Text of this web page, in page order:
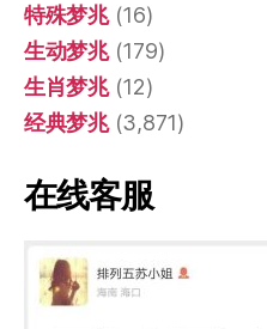
特殊梦兆(16)
生动梦兆(179)
生肖梦兆(12)
经典梦兆(3,871)
在线客服